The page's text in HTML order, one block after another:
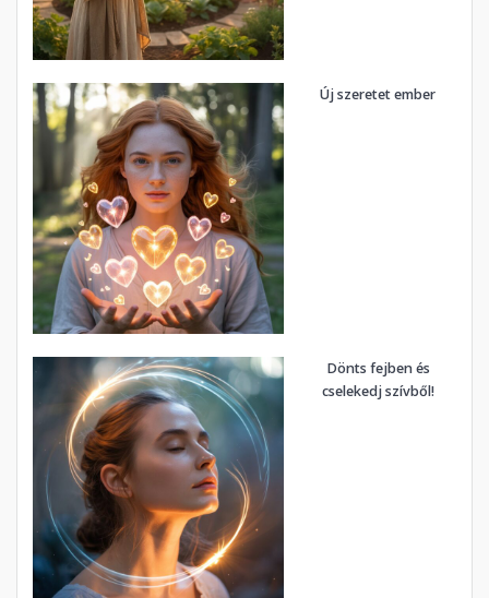
Új szeretet ember
Dönts fejben és
cselekedj szívből!